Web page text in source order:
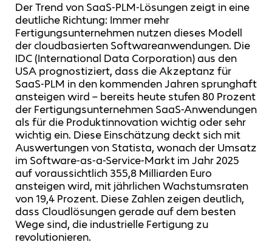
Der Trend von SaaS-PLM-Lösungen zeigt in eine
deutliche Richtung: Immer mehr
Fertigungsunternehmen nutzen dieses Modell
der cloudbasierten Softwareanwendungen. Die
IDC (International Data Corporation) aus den
USA prognostiziert, dass die Akzeptanz für
SaaS-PLM in den kommenden Jahren sprunghaft
ansteigen wird – bereits heute stufen 80 Prozent
der Fertigungsunternehmen SaaS-Anwendungen
als für die Produktinnovation wichtig oder sehr
wichtig ein. Diese Einschätzung deckt sich mit
Auswertungen von Statista, wonach der Umsatz
im Software-as-a-Service-Markt im Jahr 2025
auf voraussichtlich 355,8 Milliarden Euro
ansteigen wird, mit jährlichen Wachstumsraten
von 19,4 Prozent. Diese Zahlen zeigen deutlich,
dass Cloudlösungen gerade auf dem besten
Wege sind, die industrielle Fertigung zu
revolutionieren.